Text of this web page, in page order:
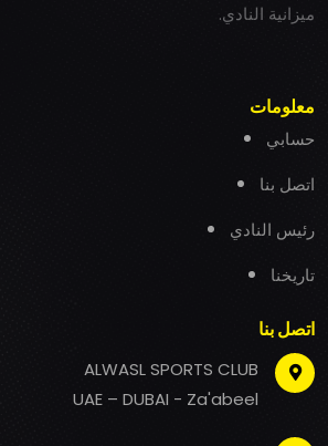
ميزانية النادي.
معلومات
حسابي
اتصل بنا
رئيس النادي
تاريخنا
اتصل بنا
ALWASL SPORTS CLUB
UAE – DUBAI - Za'abeel